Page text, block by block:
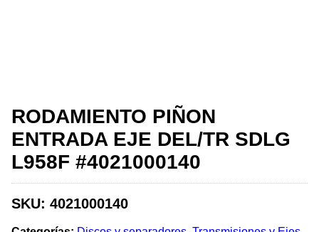
RODAMIENTO PIÑON
ENTRADA EJE DEL/TR SDLG
L958F #4021000140
SKU: 4021000140